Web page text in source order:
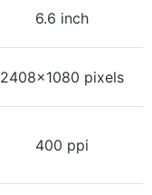
6.6 inch
2408x1080 pixels
400 ppi